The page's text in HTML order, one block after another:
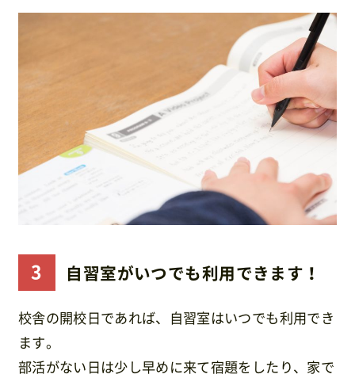
自習室がいつでも利用できます！
校舎の開校日であれば、自習室はいつでも利用でき
ます。
部活がない日は少し早めに来て宿題をしたり、家で